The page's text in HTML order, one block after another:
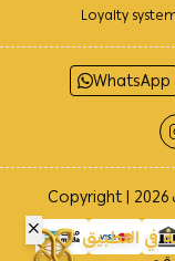
Loyalty
WhatsApp
Copyright | 2026
التطبيق